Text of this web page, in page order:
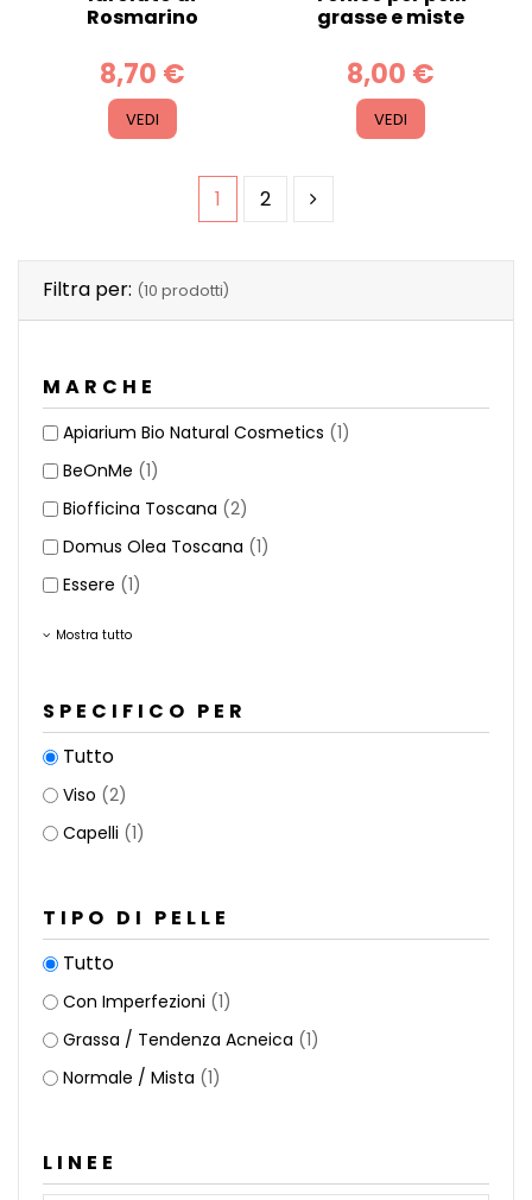
Rosmarino
8,70 €
VEDI
grasse e miste
8,00 €
VEDI
1 2
Filtra per: (10 prodotti)
MARCHE
Apiarium Bio Natural Cosmetics (1)
BeOnMe (1)
Biofficina Toscana (2)
Domus Olea Toscana (1)
Essere (1)
Mostra tutto
SPECIFICO PER
Tutto
Viso (2)
Capelli (1)
TIPO DI PELLE
Tutto
Con Imperfezioni (1)
Grassa / Tendenza Acneica (1)
Normale / Mista (1)
LINEE